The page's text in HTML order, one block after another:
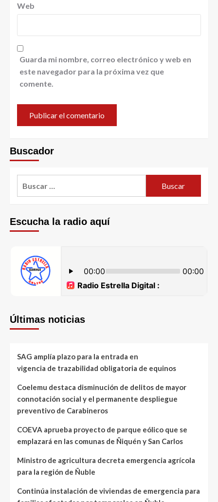
Web
Guarda mi nombre, correo electrónico y web en
este navegador para la próxima vez que
comente.
Buscador
Escucha la radio aquí
Últimas noticias
SAG amplía plazo para la entrada en
vigencia de trazabilidad obligatoria de equinos
Coelemu destaca disminución de delitos de mayor
connotación social y el permanente despliegue
preventivo de Carabineros
COEVA aprueba proyecto de parque eólico que se
emplazará en las comunas de Ñiquén y San Carlos
Ministro de agricultura decreta emergencia agrícola
para la región de Ñuble
Continúa instalación de viviendas de emergencia para